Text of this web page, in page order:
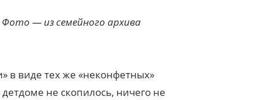
— из семейного архива
в виде тех же «неконфетных»
не скопилось, ничего не